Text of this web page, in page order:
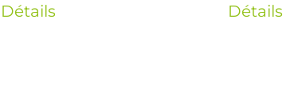
Détails Détails